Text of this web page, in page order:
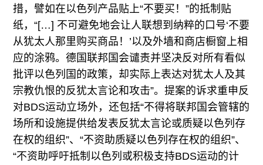
措，譬如在以色列产品贴上“不要买！”的抵制贴
纸，“[…] 不可避免地会让人联想到纳粹的口号‘不要
从犹太人那里购买商品！’以及外墙和商店橱窗上相
应的涂鸦。德国联邦国会谴责并坚决反对所有看似
批评以色列国的政策，却实际上表达对犹太人及其
宗教仇恨的反犹太言论和攻击”。提案的诉求重申反
对BDS运动立场外，还包括“不得将联邦国会管辖的
场所和设施提供给发表反犹太言论或质疑以色列存
在权的组织”、“不资助质疑以色列存在权的组织”、
“不资助呼吁抵制以色列或积极支持BDS运动的计